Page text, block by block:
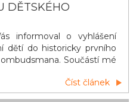
DĚTSKÉHO
informoval o vyhlášení
dětí do historicky prvního
Součástí mé
z dětí (dětským poradním
byl co nejrozmanitější a
Číst článek